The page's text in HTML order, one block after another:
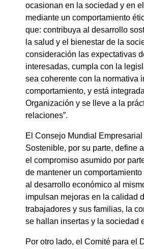
ocasionan en la sociedad y en
mediante un comportamiento
que: contribuya al desarrollo
la salud y el bienestar de la
consideración las expectativas
interesadas, cumpla con la
sea coherente con la normativa
comportamiento, y está
Organización y se lleve a la
relaciones”.
El Consejo Mundial
Sostenible, por su parte, define
el compromiso asumido por
de mantener un
al desarrollo económico al
impulsan mejoras en la calidad
trabajadores y sus familias, la
se hallan insertas y la sociedad
Por otro lado, el Comité para el